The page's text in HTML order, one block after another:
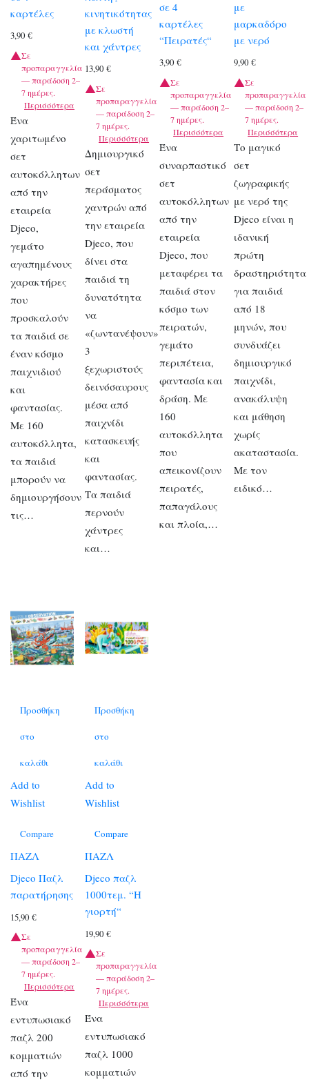
καρτέλες
3,90 €
Σε
προπαραγγελία
— παράδοση 2–
7 ημέρες.
Περισσότερα
Ένα
χαριτωμένο
σετ
αυτοκόλλητων
από την
εταιρεία
Djeco,
γεμάτο
αγαπημένους
χαρακτήρες
που
προσκαλούν
τα παιδιά σε
έναν κόσμο
παιχνιδιού
και
φαντασίας.
Με 160
αυτοκόλλητα,
τα παιδιά
μπορούν να
δημιουργήσουν
τις…
κινητικότητας
με κλωστή
και χάντρες
13,90€
Σε
προπαραγγελία
— παράδοση 2–
7 ημέρες.
Περισσότερα
Δημιουργικό
σετ
περάσματος
χαντρών από
την εταιρεία
Djeco, που
δίνει στα
παιδιά τη
δυνατότητα
να
«ζωντανέψουν»
3
ξεχωριστούς
δεινόσαυρους
μέσα από
παιχνίδι
κατασκευής
και
φαντασίας.
Τα παιδιά
περνούν
χάντρες
και…
σε 4
καρτέλες
“Πειρατές“
3,90€
Σε
προπαραγγελία
— παράδοση 2–
7 ημέρες.
Περισσότερα
Ένα
συναρπαστικό
σετ
αυτοκόλλητων
από την
εταιρεία
Djeco, που
μεταφέρει τα
παιδιά στον
κόσμο των
πειρατών,
γεμάτο
περιπέτεια,
φαντασία και
δράση. Με
160
αυτοκόλλητα
που
απεικονίζουν
πειρατές,
παπαγάλους
και πλοία,…
με
μαρκαδόρο
με νερό
9,90€
Σε
προπαραγγελία
— παράδοση 2–
7 ημέρες.
Περισσότερα
Το μαγικό
σετ
ζωγραφικής
με νερό της
Djeco είναι η
ιδανική
πρώτη
δραστηριότητα
για παιδιά
από 18
μηνών, που
συνδυάζει
δημιουργικό
παιχνίδι,
ανακάλυψη
και μάθηση
χωρίς
ακαταστασία.
Με τον
ειδικό…
Προσθήκη
στο
καλάθι
Add to
Wishlist
Compare
ΠΑΖΛ
Djeco Παζλ
παρατήρησης
15,90 €
Σε
προπαραγγελία
— παράδοση 2–
7 ημέρες.
Περισσότερα
Ένα
εντυπωσιακό
παζλ 200
κομματιών
από την
Προσθήκη
στο
καλάθι
Add to
Wishlist
Compare
ΠΑΖΛ
Djeco παζλ
1000τεμ. “Η
γιορτή“
19,90€
Σε
προπαραγγελία
— παράδοση 2–
7 ημέρες.
Περισσότερα
Ένα
εντυπωσιακό
παζλ 1000
κομματιών